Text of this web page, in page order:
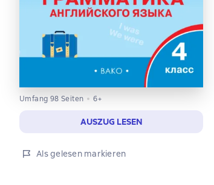
Umfang 98 Seiten 6+
AUSZUG LESEN
Als gelesen markieren